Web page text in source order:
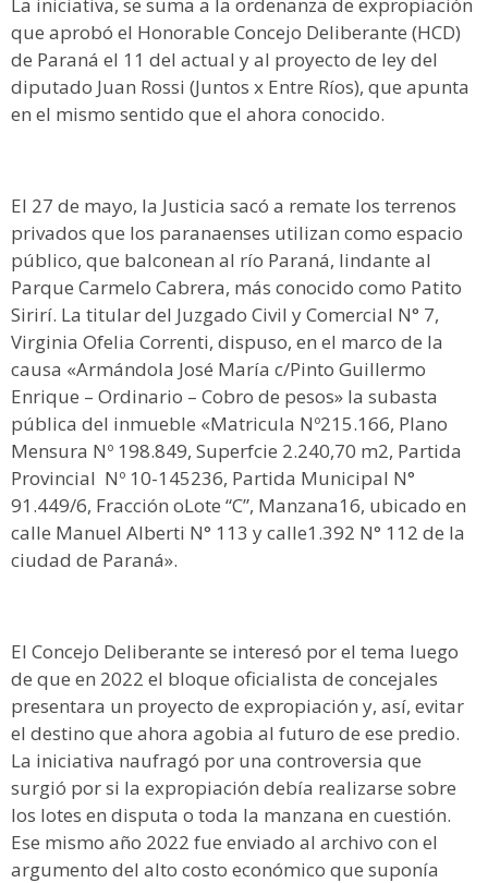
que aprobó el Honorable Concejo Deliberante (HCD)
de Paraná el 11 del actual y al proyecto de ley del
diputado Juan Rossi (Juntos x Entre Ríos), que apunta
en el mismo sentido que el ahora conocido.
El 27 de mayo, la Justicia sacó a remate los terrenos
privados que los paranaenses utilizan como espacio
público, que balconean al río Paraná, lindante al
Parque Carmelo Cabrera, más conocido como Patito
Sirirí. La titular del Juzgado Civil y Comercial N° 7,
Virginia Ofelia Correnti, dispuso, en el marco de la
causa «Armándola José María c/Pinto Guillermo
Enrique – Ordinario – Cobro de pesos» la subasta
pública del inmueble «Matricula Nº215.166, Plano
Mensura Nº 198.849, Superfcie 2.240,70 m2, Partida
Provincial Nº 10-145236, Partida Municipal N°
91.449/6, Fracción oLote “C”, Manzana16, ubicado en
calle Manuel Alberti N° 113 y calle1.392 N° 112 de la
ciudad de Paraná».
El Concejo Deliberante se interesó por el tema luego
de que en 2022 el bloque oficialista de concejales
presentara un proyecto de expropiación y, así, evitar
el destino que ahora agobia al futuro de ese predio.
La iniciativa naufragó por una controversia que
surgió por si la expropiación debía realizarse sobre
los lotes en disputa o toda la manzana en cuestión.
Ese mismo año 2022 fue enviado al archivo con el
argumento del alto costo económico que suponía